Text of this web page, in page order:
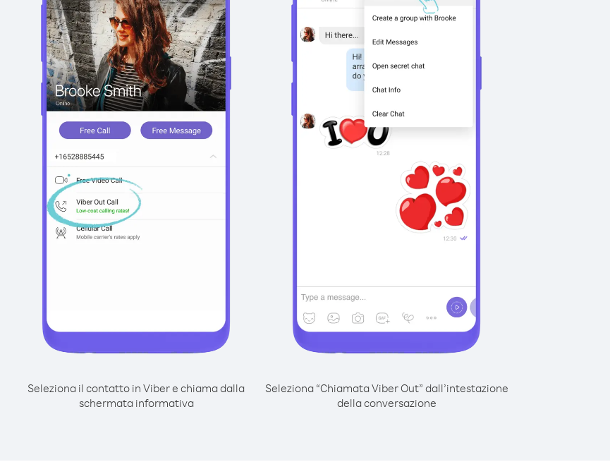
Seleziona il contatto in Viber e chiama dalla
schermata informativa
Seleziona “Chiamata Viber Out” dall’intestazione
della conversazione